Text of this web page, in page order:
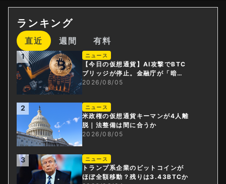
ランキング
直近 週間 有料
1 ニュース
【今日の仮想通貨】AI攻撃でBTC
ブリッジが停止。金融庁が「暗号
資産・ステーブルコイン課」新設
2026/08/05
2 ニュース
米政権の仮想通貨キーマンが4人離
脱｜法整備は間に合うか
2026/08/05
3 ニュース
トランプ系企業のビットコインが
ほぼ全額移動？残りは3.43BTCか